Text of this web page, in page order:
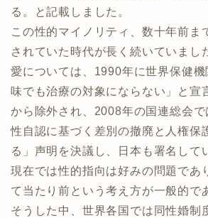
る。と記載しました。
この性的マイノリティ、数十年前ま
されていた時代が長く続いていまし
愛については、1990年に世界保健
味でも治療の対象にならない」と宣
から除外され、2008年の国連総会で
性自認に基づく差別の撤廃と人権保
る」声明を決議し、日本も署名して
現在では性的指向は好みの問題であ
て当たり前という考え方が一般的で
そうした中、世界各国では同性婚制